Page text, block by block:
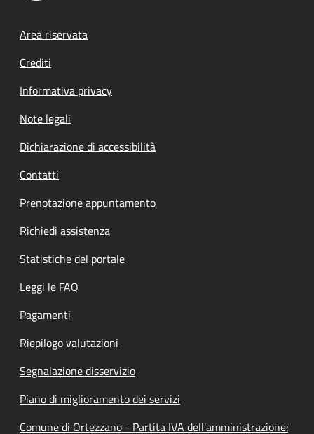
Footer menu
Area riservata
Crediti
Informativa privacy
Note legali
Dichiarazione di accessibilità
Contatti
Prenotazione appuntamento
Richiedi assistenza
Statistiche del portale
Leggi le FAQ
Pagamenti
Riepilogo valutazioni
Segnalazione disservizio
Piano di miglioramento dei servizi
Comune di Ortezzano - Partita IVA dell'amministrazione: